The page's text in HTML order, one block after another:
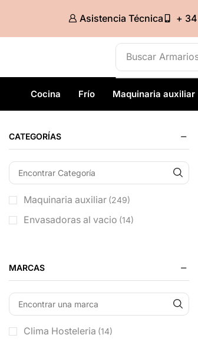
Asistencia Técnica +
Buscar
Cocina Frío Maquinaria auxiliar
CATEGORÍAS
Maquinaria auxiliar (249)
Envasadoras al vacio (14)
MARCAS
Clima Hosteleria (14)